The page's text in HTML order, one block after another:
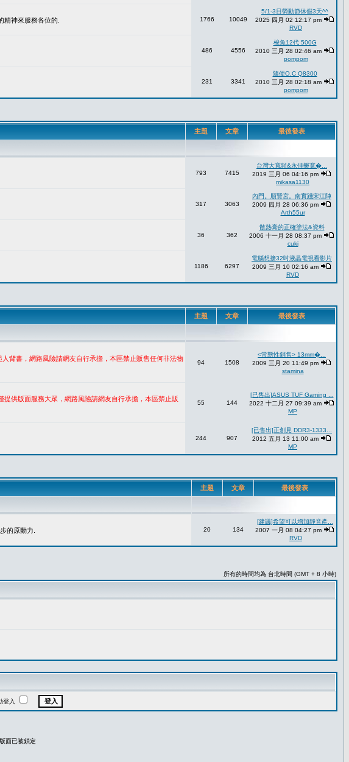
精神來服務各位的. 1766 10049
5/1-3日勞動節休假3天^^
2025 四月 02 12:17 pm
RVD
486 4556
梭魚12代 500G
2010 三月 28 02:46 am
pompom
231 3341
隨便O.C Q8300
2010 三月 28 02:18 am
pompom
主題 文章 最後發表
793 7415
台灣大寬頻&永佳樂寬�...
2019 三月 06 04:16 pm
mikasa1130
317 3063
內門。順賢宮。南實踐宋江陣
2009 四月 28 06:36 pm
Arth55ur
36 362
散熱膏的正確塗法&資料
2006 十一月 28 08:37 pm
cuki
1186 6297
電腦想接32吋液晶電視看影片
2009 三月 10 02:16 am
RVD
主題 文章 最後發表
背書，網路風險請網友自行承擔，本區禁止販售任何非法物
94 1508
<常態性銷售> 13mm�...
2009 三月 20 11:49 pm
stamina
供版面服務大眾，網路風險請網友自行承擔，本區禁止販
55 144
[已售出]ASUS TUF Gaming ...
2022 十二月 27 09:39 am
MP
244 907
[已售出]正創見 DDR3-1333...
2012 五月 13 11:00 am
MP
主題 文章 最後發表
的原動力. 20 134
[建議]希望可以增加靜音產...
2007 一月 08 04:27 pm
RVD
所有的時間均為 台北時間 (GMT + 8 小時)
入
版面已被鎖定